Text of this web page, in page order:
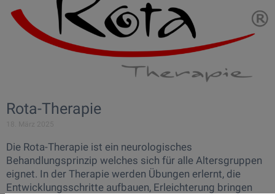
Rota-Therapie
Die Rota-Therapie ist ein neurologisches
Behandlungsprinzip welches sich für alle Altersgruppen
eignet. In der Therapie werden Übungen erlernt, die
Entwicklungsschritte aufbauen, Erleichterung bringen